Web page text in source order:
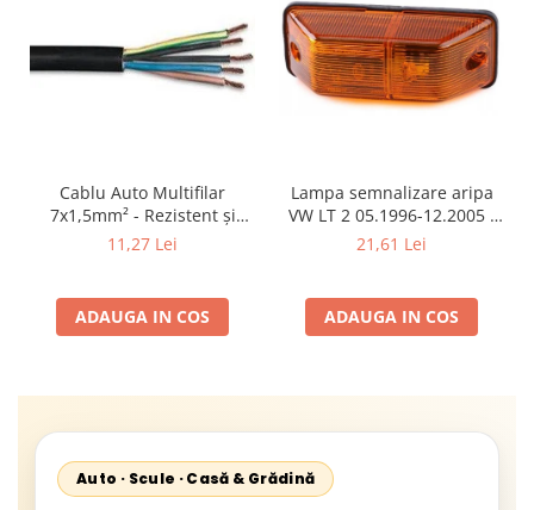
Cablu Auto Multifilar
7x1,5mm² - Rezistent și
Flexibil pentru Remorci 12V-
11,27 Lei
ADAUGA IN COS
Lampa semnalizare aripa
VW LT 2 05.1996-12.2005 ;
Mercedes Sprinter 1995-
Neoplan Euroliner,
Starliner,Centroliner,
21,61 Lei
ADAUGA IN COS
Auto · Scule · Casă & Grădină